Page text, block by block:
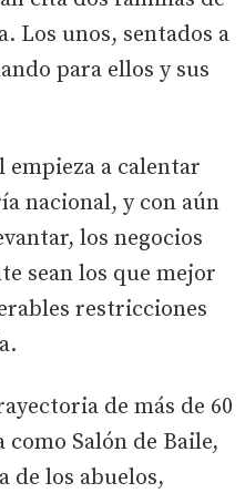
Los unos, sentados a
para ellos y sus
empieza a calentar
nacional, y con aún
los negocios
sean los que mejor
restricciones
de más de 60
Salón de Baile,
de los abuelos,